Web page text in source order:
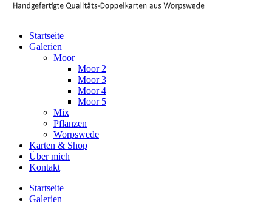
Startseite
Galerien
Moor
Moor 2
Moor 3
Moor 4
Moor 5
Mix
Pflanzen
Worpswede
Karten & Shop
Über mich
Kontakt
Startseite
Galerien